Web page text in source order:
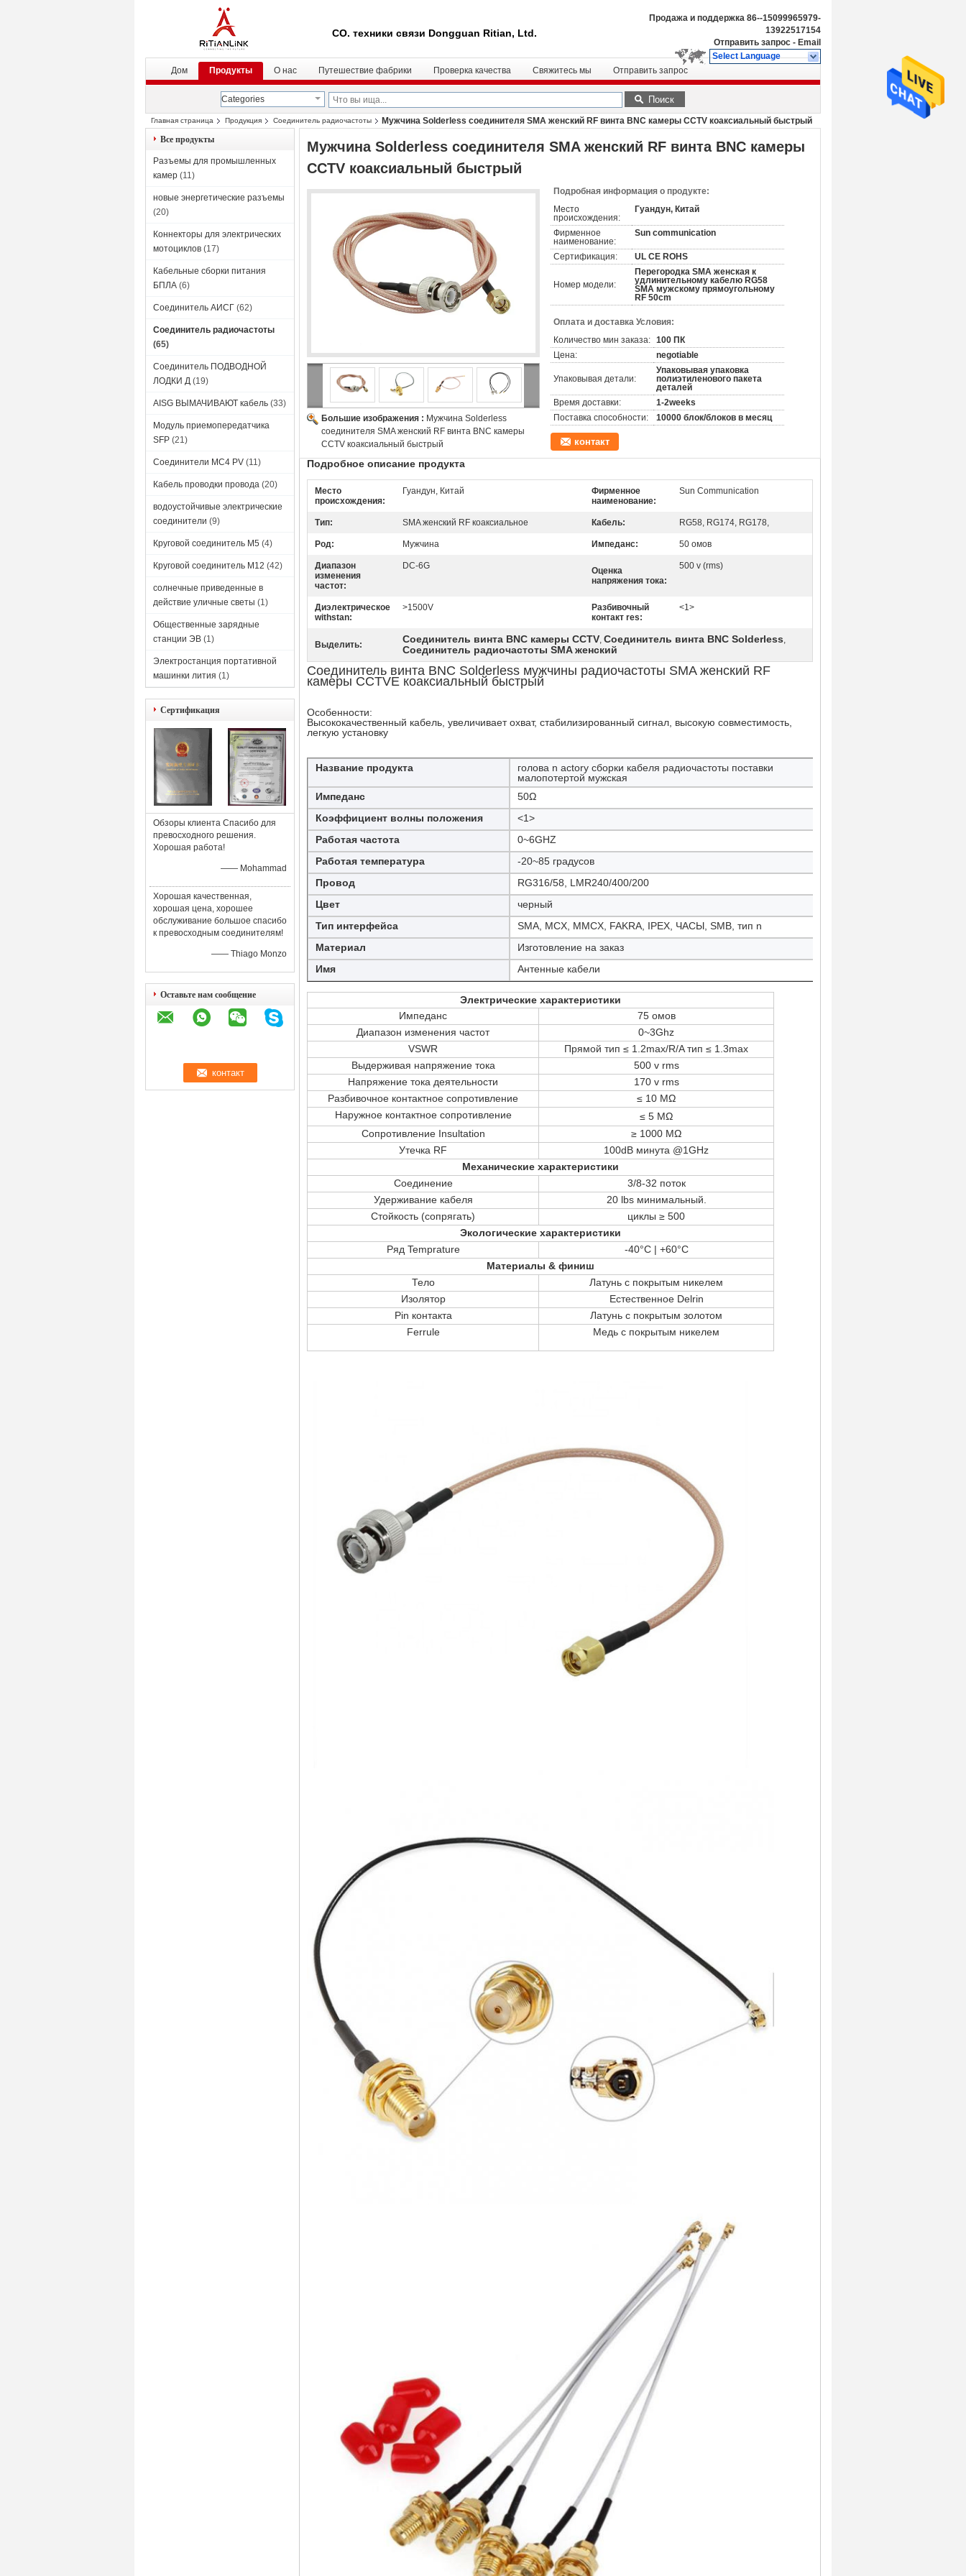
CO. техники связи Dongguan Ritian, Ltd.
Продажа и поддержка 86--15099965979-
13922517154
Отправить запрос - Email
Select Language
Дом
Продукты О нас Путешествие фабрики Проверка качества Свяжитесь мы Отправить запрос
Categories Поиск
Главная страница Продукция Соединитель радиочастоты
Мужчина Solderless соединителя SMA женский RF винта BNC камеры CCTV коаксиальный быстрый
Все продукты
Разъемы для промышленных
камер (11)
новые энергетические разъемы
(20)
Коннекторы для электрических
мотоциклов (17)
Кабельные сборки питания
БПЛА (6)
Соединитель АИСГ (62)
Соединитель радиочастоты
(65)
Соединитель ПОДВОДНОЙ
ЛОДКИ Д (19)
AISG ВЫМАЧИВАЮТ кабель (33)
Модуль приемопередатчика
SFP (21)
Соединители MC4 PV (11)
Кабель проводки провода (20)
водоустойчивые электрические
соединители (9)
Круговой соединитель M5 (4)
Круговой соединитель М12 (42)
солнечные приведенные в
действие уличные светы (1)
Общественные зарядные
станции ЭВ (1)
Электростанция портативной
машинки лития (1)
Сертификация
Обзоры клиента Спасибо для
превосходного решения.
Хорошая работа!
—— Mohammad
Хорошая качественная,
хорошая цена, хорошее
обслуживание большое спасибо
к превосходным соединителям!
—— Thiago Monzo
Оставьте нам сообщение
Мужчина Solderless соединителя SMA женский RF винта BNC камеры
CCTV коаксиальный быстрый
Большие изображения : Мужчина Solderless
соединителя SMA женский RF винта BNC камеры
CCTV коаксиальный быстрый
Подробная информация о продукте:
Место
происхождения:
Гуандун, Китай
Фирменное
наименование:
Sun communication
Сертификация: UL CE ROHS
Номер модели:
Перегородка SMA женская к
удлинительному кабелю RG58
SMA мужскому прямоугольному
RF 50cm
Оплата и доставка Условия:
Количество мин заказа: 100 ПК
Цена:
negotiable
Упаковывая детали:
Упаковывая упаковка
полиэтиленового пакета
деталей
Время доставки:
1-2weeks
Поставка способности:
10000 блок/блоков в месяц
контакт
Подробное описание продукта
Место
происхождения:
Гуандун, Китай
Фирменное
наименование:
Sun Communication
Тип: SMA женский RF коаксиальное Кабель: RG58, RG174, RG178,
Род: Мужчина Импеданс: 50 омов
Диапазон
изменения
частот:
DC-6G
Оценка
напряжения тока:
500 v (rms)
Диэлектрическое
withstan:
>1500V
Разбивочный
контакт res:
<1>
Выделить: Соединитель винта BNC камеры CCTV, Соединитель винта BNC Solderless,
Соединитель радиочастоты SMA женский
Соединитель винта BNC Solderless мужчины радиочастоты SMA женский RF
камеры CCTVE коаксиальный быстрый
Особенности:
Высококачественный кабель, увеличивает охват, стабилизированный сигнал, высокую совместимость,
легкую установку
Название продукта
голова n actory сборки кабеля радиочастоты поставки
малопотертой мужская
Импеданс
50Ω
Коэффициент волны положения
<1>
Работая частота
0~6GHZ
Работая температура
-20~85 градусов
Провод
RG316/58, LMR240/400/200
Цвет
черный
Тип интерфейса
SMA, MCX, MMCX, FAKRA, IPEX, ЧАСЫ, SMB, тип n
Материал
Изготовление на заказ
Имя
Антенные кабели
Электрические характеристики
Импеданс
75 омов
Диапазон изменения частот
0~3Ghz
VSWR
Прямой тип ≤ 1.2max/R/A тип ≤ 1.3max
Выдерживая напряжение тока
500 v rms
Напряжение тока деятельности
170 v rms
Разбивочное контактное сопротивление
≤ 10 MΩ
Наружное контактное сопротивление
≤ 5 MΩ
Сопротивление Insultation
≥ 1000 MΩ
Утечка RF
100dB минута @1GHz
Механические характеристики
Соединение
3/8-32 поток
Удерживание кабеля
20 lbs минимальный.
Стойкость (сопрягать)
циклы ≥ 500
Экологические характеристики
Ряд Temprature
-40°C | +60°C
Материалы & финиш
Тело
Латунь с покрытым никелем
Изолятор
Естественное Delrin
Pin контакта
Латунь с покрытым золотом
Ferrule
Медь с покрытым никелем